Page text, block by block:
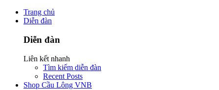
Trang chủ
Diễn đàn
Diễn đàn
Liên kết nhanh
Tìm kiếm diễn đàn
Recent Posts
Shop Cầu Lông VNB